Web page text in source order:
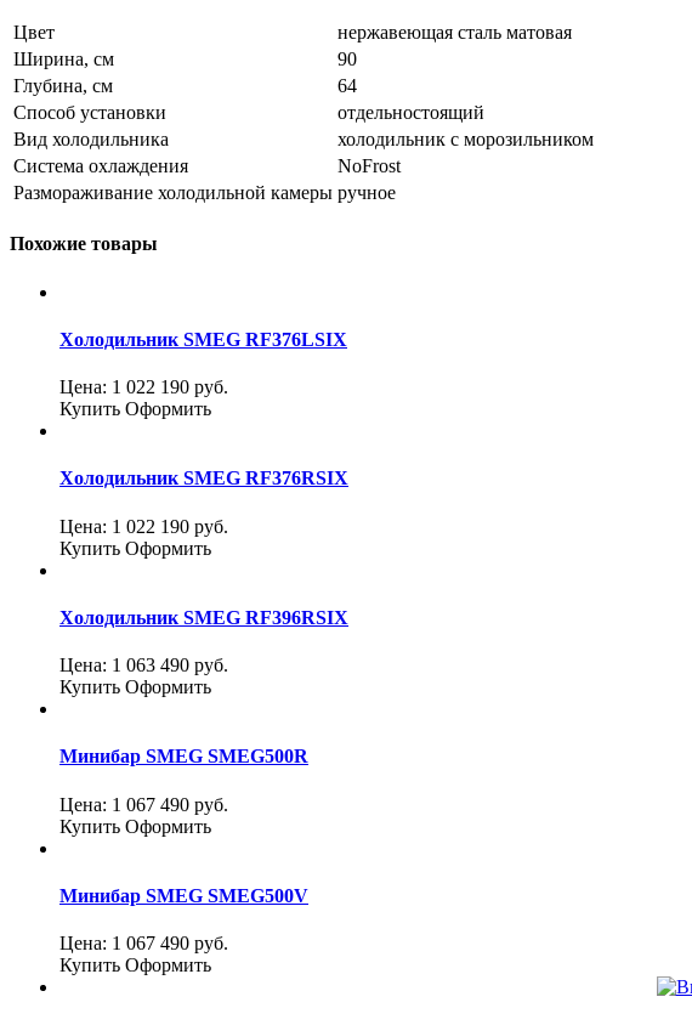
Цвет
нержавеющая сталь матовая
Ширина, см
90
Глубина, см
64
Способ установки
отдельностоящий
Вид холодильника
холодильник с морозильником
Система охлаждения
NoFrost
Размораживание холодильной камеры ручное
Похожие товары
Холодильник SMEG RF376LSIX
Цена: 1 022 190 руб.
Купить Оформить
Холодильник SMEG RF376RSIX
Цена: 1 022 190 руб.
Купить Оформить
Холодильник SMEG RF396RSIX
Цена: 1 063 490 руб.
Купить Оформить
Минибар SMEG SMEG500R
Цена: 1 067 490 руб.
Купить Оформить
Минибар SMEG SMEG500V
Цена: 1 067 490 руб.
Купить Оформить